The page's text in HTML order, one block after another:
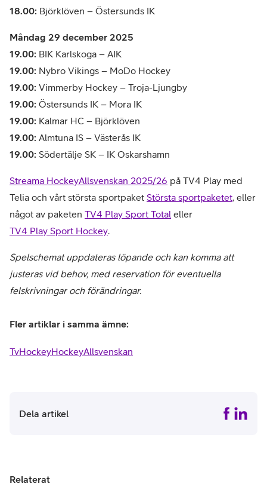
18.00: Björklöven – Östersunds IK
Måndag 29 december 2025
19.00: BIK Karlskoga – AIK
19.00: Nybro Vikings – MoDo Hockey
19.00: Vimmerby Hockey – Troja-Ljungby
19.00: Östersunds IK – Mora IK
19.00: Kalmar HC – Björklöven
19.00: Almtuna IS – Västerås IK
19.00: Södertälje SK – IK Oskarshamn
Streama HockeyAllsvenskan 2025/26 på TV4 Play med
Telia och vårt största sportpaket Största sportpaketet , eller
något av paketen TV4 Play Sport Total eller
TV4 Play Sport Hockey
Spelschemat uppdateras löpande och kan komma att
justeras vid behov, med reservation för eventuella
felskrivningar och förändringar.
Fler artiklar i samma ämne:
TvHockeyHockeyAllsvenskan
Dela artikel
Relaterat